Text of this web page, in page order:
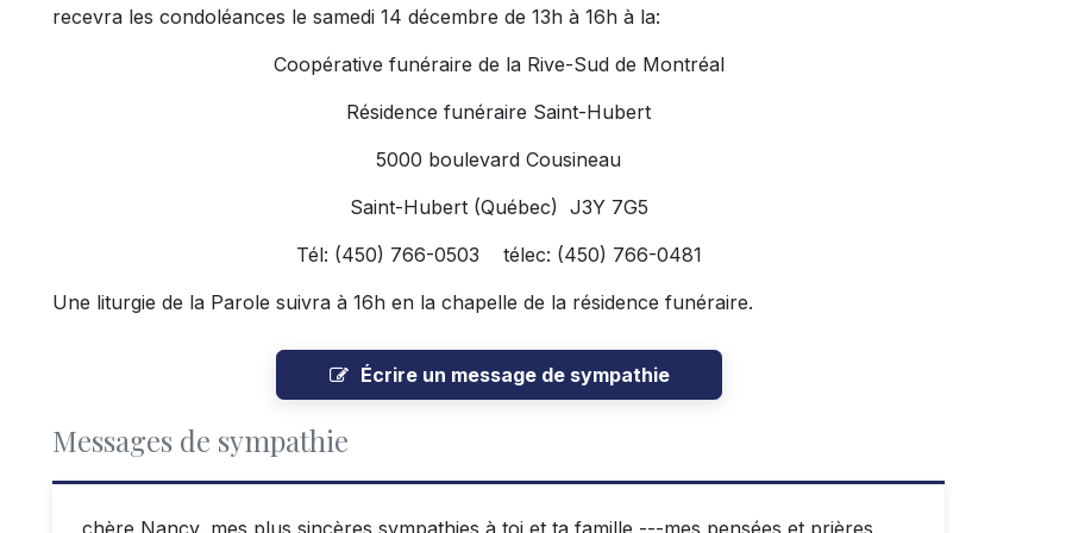
recevra les condoléances le samedi 14 décembre de 13h à 16h à la:
Coopérative funéraire de la Rive-Sud de Montréal
Résidence funéraire Saint-Hubert
5000 boulevard Cousineau
Saint-Hubert (Québec) J3Y 7G5
Tél: (450) 766-0503 télec: (450) 766-0481
Une liturgie de la Parole suivra à 16h en la chapelle de la résidence funéraire.
Écrire un message de sympathie
Messages de sympathie
chère Nancy, mes plus sincères sympathies à toi et ta famille ---mes pensées et prières